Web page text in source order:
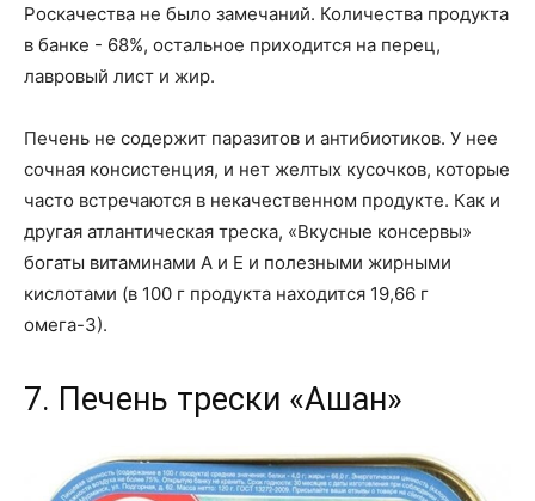
Роскачества не было замечаний. Количества продукта
в банке - 68%, остальное приходится на перец,
лавровый лист и жир.
Печень не содержит паразитов и антибиотиков. У нее
сочная консистенция, и нет желтых кусочков, которые
часто встречаются в некачественном продукте. Как и
другая атлантическая треска, «Вкусные консервы»
богаты витаминами А и Е и полезными жирными
кислотами (в 100 г продукта находится 19,66 г
омега-3).
7. Печень трески «Ашан»